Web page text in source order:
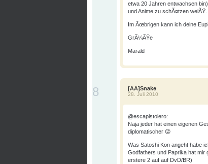
etwa 20 Jahren entwachsen
und Anime zu schÃ¤tzen weiÃŸ.
Im Ãœbrigen kann ich deine
GrÃ¼ÃŸe
Marald
[AA]Snake
28. Juli 2010
8
@escapistolero:
Naja jeder hat einen eigenen
diplomatischer 😛
Was Satoshi Kon angeht habe
Godfathers und Paprika hat mir
erstere 2 auf auf DvD/BR)